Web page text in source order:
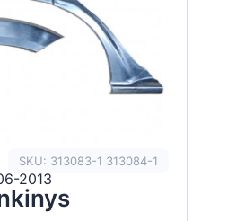
SKU: 313083-1 313084-1
2013